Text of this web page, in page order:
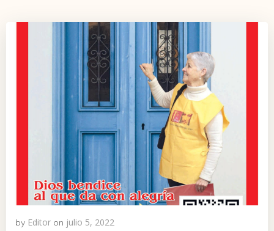
by Editor on julio 5, 2022